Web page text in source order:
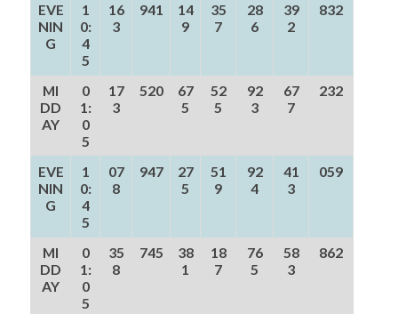
EVE
NIN
G
1
0:
4
5
16
3
941
14
9
35
7
28
6
39
2
832
MI
DD
AY
0
1:
0
5
17
3
520
67
5
52
5
92
3
67
7
232
EVE
NIN
G
1
0:
4
5
07
8
947
27
5
51
9
92
4
41
3
059
MI
DD
AY
0
1:
0
5
35
8
745
38
1
18
7
76
5
58
3
862